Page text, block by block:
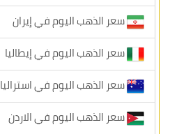
سعر الذهب اليوم في إيران
سعر الذهب اليوم في إيطاليا
سعر الذهب اليوم في استراليا
سعر الذهب اليوم في الاردن